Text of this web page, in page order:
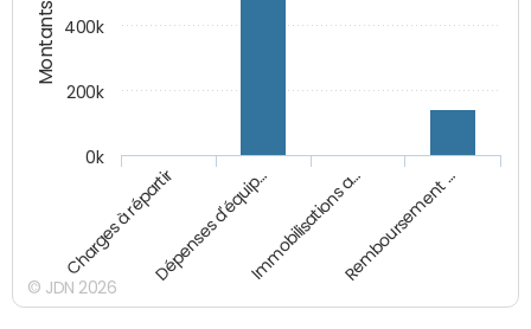
Charges à répartirDépenses d'équip…Immobilisations a…Remboursement …
0k
200k
400k
© JDN 2026